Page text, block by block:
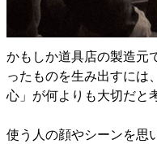
かもしか道具店の製造元
ったものを生み出すには
心」が何よりも大切だと
使う人の顔やシーンを思